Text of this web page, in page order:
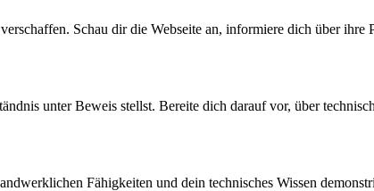
Schau dir die Webseite an, informiere dich über ihre
unter Beweis stellst. Bereite dich darauf vor, über
Fähigkeiten und dein technisches Wissen